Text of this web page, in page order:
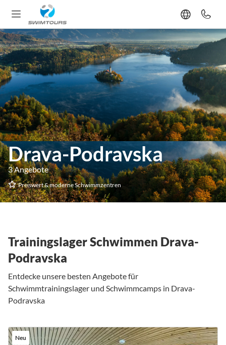
Drava-Podravska
3 Angebote
Preiswert & moderne Schwimmzentren
Trainingslager Schwimmen Drava-
Podravska
Entdecke unsere besten Angebote für
Schwimmtrainingslager und Schwimmcamps in Drava-
Podravska
Neu